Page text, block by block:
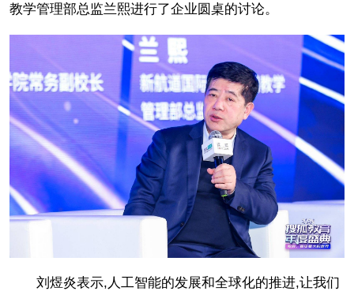
教学管理部总监兰熙进行了企业圆桌的讨论。
刘煜炎表示,人工智能的发展和全球化的推进,让我们